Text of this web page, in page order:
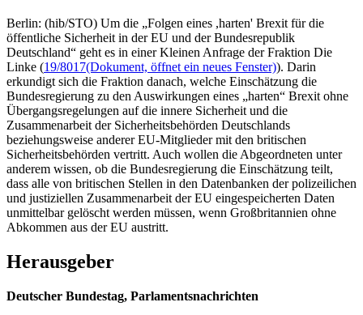
Berlin: (hib/STO) Um die „Folgen eines ,harten' Brexit für die
öffentliche Sicherheit in der EU und der Bundesrepublik
Deutschland“ geht es in einer Kleinen Anfrage der Fraktion Die
Linke (19/8017(Dokument, öffnet ein neues Fenster)). Darin
erkundigt sich die Fraktion danach, welche Einschätzung die
Bundesregierung zu den Auswirkungen eines „harten“ Brexit ohne
Übergangsregelungen auf die innere Sicherheit und die
Zusammenarbeit der Sicherheitsbehörden Deutschlands
beziehungsweise anderer EU-Mitglieder mit den britischen
Sicherheitsbehörden vertritt. Auch wollen die Abgeordneten unter
anderem wissen, ob die Bundesregierung die Einschätzung teilt,
dass alle von britischen Stellen in den Datenbanken der polizeilichen
und justiziellen Zusammenarbeit der EU eingespeicherten Daten
unmittelbar gelöscht werden müssen, wenn Großbritannien ohne
Abkommen aus der EU austritt.
Herausgeber
Deutscher Bundestag, Parlamentsnachrichten